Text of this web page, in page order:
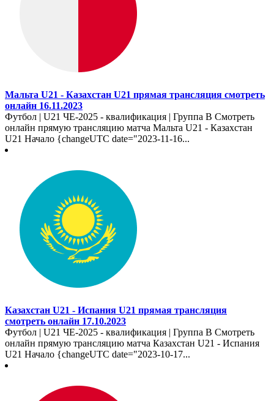
Мальта U21 - Казахстан U21 прямая трансляция смотреть
онлайн 16.11.2023
Футбол | U21 ЧЕ-2025 - квалификация | Группа B Смотреть
онлайн прямую трансляцию матча Мальта U21 - Казахстан
U21 Начало {changeUTC date="2023-11-16...
Казахстан U21 - Испания U21 прямая трансляция
смотреть онлайн 17.10.2023
Футбол | U21 ЧЕ-2025 - квалификация | Группа B Смотреть
онлайн прямую трансляцию матча Казахстан U21 - Испания
U21 Начало {changeUTC date="2023-10-17...